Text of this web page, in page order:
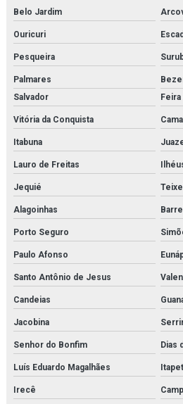
Power solution danfoss
Pressostato kp
Pressostato mbc
Pressostato rt
Purgador de bóia
Purgador de condensado
Purgador eletrônico temporizado
Purificador para sistema de ar de
Purificador para sistema de ar de
Pvg 120
Belo Jardim
Ouricuri
Pesqueira
Palmares
Salvador
Feira
Vitória da Conquista
Itabuna
Lauro de Freitas
Jequié
Alagoinhas
Porto Seguro
Paulo Afonso
Santo Antônio de Jesus
Candeias
Jacobina
Senhor do Bonfim Dias
Luís Eduardo Magalhães
Irecê